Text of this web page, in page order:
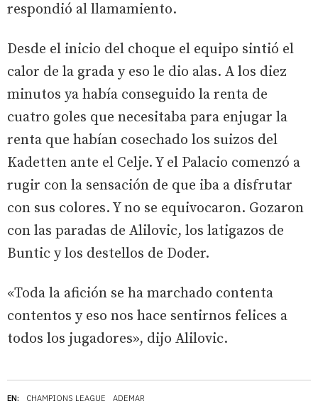
EN: CHAMPIONS LEAGUE ADEMAR
respondió al llamamiento.
Desde el inicio del choque el equipo sintió el
calor de la grada y eso le dio alas. A los diez
minutos ya había conseguido la renta de
cuatro goles que necesitaba para enjugar la
renta que habían cosechado los suizos del
Kadetten ante el Celje. Y el Palacio comenzó a
rugir con la sensación de que iba a disfrutar
con sus colores. Y no se equivocaron. Gozaron
con las paradas de Alilovic, los latigazos de
Buntic y los destellos de Doder.
«Toda la afición se ha marchado contenta
contentos y eso nos hace sentirnos felices a
todos los jugadores», dijo Alilovic.